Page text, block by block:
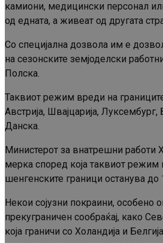
камиони, медицински персонал
од едната, а живеат од другата
Со специјална дозвола им е
на сезонските земјоделски
Полска.
Таквиот режим вреди на
Австрија, Швајцарија, Луксембург,
Данска.
Министерот за внатрешни работи
мерка според која таквиот режим
шенгенските граници останува до
Некои сојузни покраини, особено
прекуграничен сообраќај, како
која граничи со Холандија и